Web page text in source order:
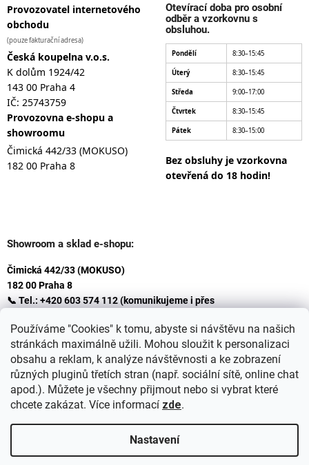
Používáme "Cookies" k tomu, abyste si návštěvu na našich
stránkách maximálně užili. Mohou sloužit k personalizaci
obsahu a reklam, k analýze návštěvnosti a ke zobrazení
různých pluginů třetích stran (např. sociální sítě, online chat
apod.). Můžete je všechny přijmout nebo si vybrat které
chcete zakázat. Více informací zde.
Nastavení
Provozovatel internetového
obchodu
(pouze fakturační adresa)
Česká koupelna v.o.s.
K dolům 1924/42
143 00 Praha 4
IČ: 25743759
Provozovna e-shopu a
showroomu
Čimická 442/33 (MOKUSO)
182 00 Praha 8
Otevírací doba pro osobní
odběr a vzorkovnu s
obsluhou.
Pondělí 8:30–15:45
Úterý 8:30–15:45
Středa 9:00–17:00
Čtvrtek 8:30–15:45
Pátek 8:30–15:00
Bez obsluhy je vzorkovna
otevřená do 18 hodin!
Showroom a sklad e-shopu:
Čimická 442/33 (MOKUSO)
182 00 Praha 8
📞 Tel.: +420 603 574 112 (komunikujeme i přes
✉️ E-mail: info@ceskakoupelna.cz
Vytvořil Shoptet + plnenieshopu.cz